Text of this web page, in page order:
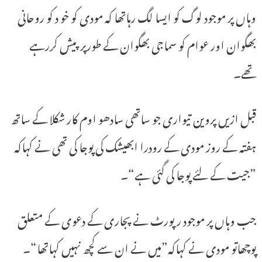
وہاں پر موجود لوگ کو ایسا لگ رہاتھا کہ مودی کو خو د کو روحانی
بھگوان اور عوام کو سماجی بھگوان کے طورپر پیش کررہے
تھے۔
قبل ازیں پروین تیواری جو ساتھی سادھو اوم کار شکلا کے ساتھ
ہفتہ کے روز مودی کے رودرا ابھیشک کی پوجا کی تھی نے کہاکہ
”جیت کے لئے پوجا کی گئی ہے“۔
جب وہاں پر موجود رپورٹ نے پجاری کے دعوی کے متعلق
پوچھاتو مودی نے کہاکہ”میں نے ان سے کچھ نہیں کہاتھا“۔